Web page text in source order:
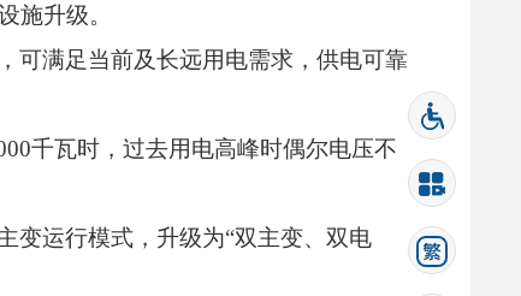
施升级。
可满足当前及长远用电需求，供电可靠
千瓦时，过去用电高峰时偶尔电压不
变运行模式， 升级为“双主变、 双电